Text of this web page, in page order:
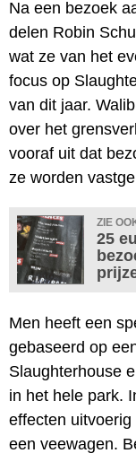
Na een bezoek
delen Robin
wat ze van het
focus op
van dit jaar.
over het
vooraf uit dat
ze worden
ZIE
25
Men heeft een
gebaseerd op
Slaughterhouse
in het hele park.
effecten
een veewagen.